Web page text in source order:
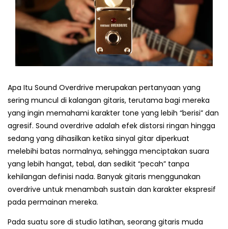
Apa Itu Sound Overdrive merupakan pertanyaan yang
sering muncul di kalangan gitaris, terutama bagi mereka
yang ingin memahami karakter tone yang lebih “berisi” dan
agresif. Sound overdrive adalah efek distorsi ringan hingga
sedang yang dihasilkan ketika sinyal gitar diperkuat
melebihi batas normalnya, sehingga menciptakan suara
yang lebih hangat, tebal, dan sedikit “pecah” tanpa
kehilangan definisi nada. Banyak gitaris menggunakan
overdrive untuk menambah sustain dan karakter ekspresif
pada permainan mereka.
Pada suatu sore di studio latihan, seorang gitaris muda